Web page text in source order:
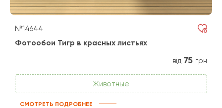
№14644
Фотообои Тигр в красных листьях
від 75 грн
Животные
СМОТРЕТЬ ПОДРОБНЕЕ